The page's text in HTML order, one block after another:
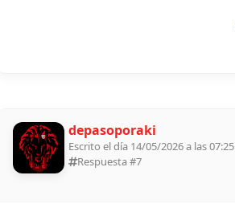
depasoporaki
Escrito el día 14/05/2026 a las 07:25
Respuesta #7